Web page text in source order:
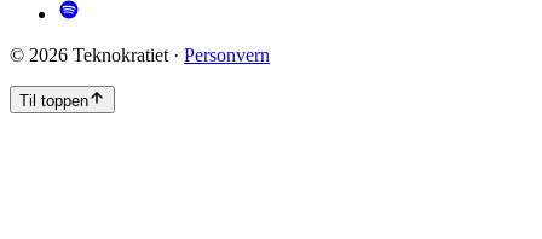
© 2026 Teknokratiet · Personvern
Til toppen